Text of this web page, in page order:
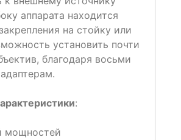
аппарата находится
на стойку или
установить почти
благодаря восьми
:
мощностей